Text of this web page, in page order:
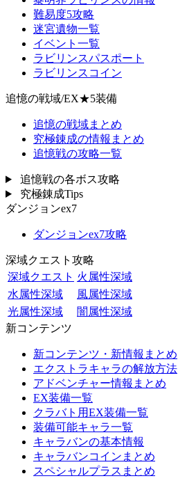
難易度5攻略
迷宮遺物一覧
イベント一覧
ラビリンスパスポート
ラビリンスコイン
追憶の戦域/EX★5装備
追憶の戦域まとめ
究極錬成の情報まとめ
追憶戦の攻略一覧
追憶戦の各ボス攻略
究極錬成Tips
ダンジョンex7
ダンジョンex7攻略
深域クエスト攻略
深域クエスト 火属性深域
水属性深域
風属性深域
光属性深域
闇属性深域
新コンテンツ
新コンテンツ・新情報まとめ
エクストラキャラの解放方法
アドベンチャー情報まとめ
EX装備一覧
クラバト用EX装備一覧
装備可能キャラ一覧
キャラバンの基本情報
キャラバンコインまとめ
スペシャルプラスまとめ